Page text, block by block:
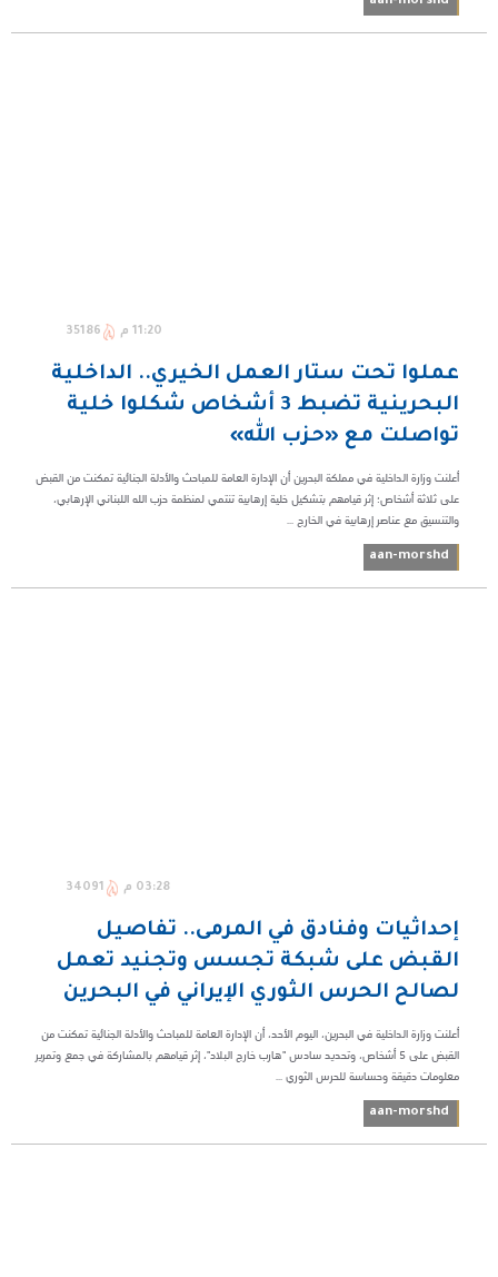
11:20 م 35186
عملوا ​تحت ستار العمل الخيري.. الداخلية
البحرينية تضبط 3 أشخاص شكلوا خلية
تواصلت مع «حزب الله»
أعلنت وزارة الداخلية في مملكة البحرين أن الإدارة العامة للمباحث والأدلة الجنائية تمكنت من القبض
على ثلاثة أشخاص؛ إثر قيامهم بتشكيل خلية إرهابية تنتمي لمنظمة حزب الله اللبناني الإرهابي،
والتنسيق مع عناصر إرهابية في الخارج ...
aan-morshd
03:28 م 34091
إحداثيات وفنادق في المرمى.. تفاصيل
القبض على شبكة تجسس وتجنيد تعمل
لصالح الحرس الثوري الإيراني في البحرين
أعلنت وزارة الداخلية في البحرين، اليوم الأحد، أن الإدارة العامة للمباحث والأدلة الجنائية تمكنت من
القبض على 5 أشخاص، وتحديد سادس "هارب خارج البلاد"، إثر قيامهم بالمشاركة في جمع وتمرير
معلومات دقيقة وحساسة للحرس الثوري ...
aan-morshd